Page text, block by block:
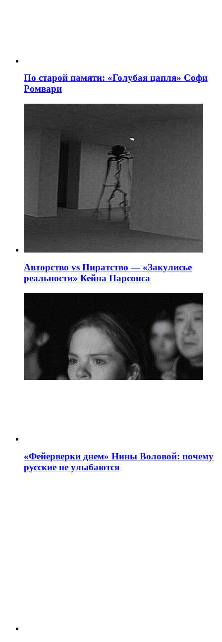
По старой памяти: «Голубая цапля» Софи
Ромвари
Авторство vs Пиратство — «Закулисье
реальности» Кейна Парсонса
«Фейерверки днем» Нины Воловой: почему
русские не улыбаются